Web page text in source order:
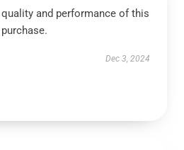
quality and performance of this
Dec 3, 2024